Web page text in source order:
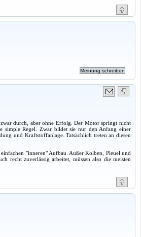
zwar durch, aber ohne Erfolg. Der Motor springt nicht
simple Regel. Zwar bildet sie nur den Anfang einer
und Kraftstoffanlage. Tatsächlich treten an diesen
"inneren" Aufbau. Außer Kolben, Pleuel und
recht zuverlässig arbeitet, müssen also die meisten